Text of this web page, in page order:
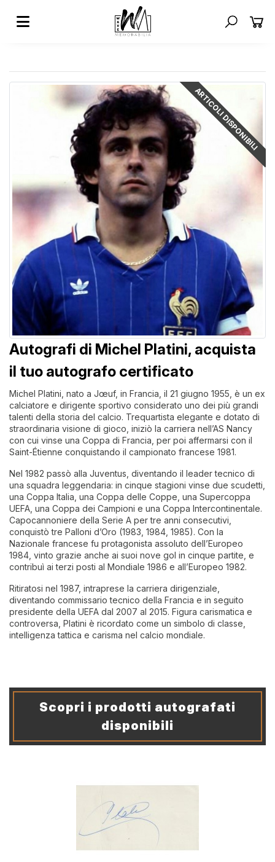
ARTICOLI DISPONIBILI
Autografi di Michel Platini, acquista
il tuo autografo certificato
Michel Platini, nato a Jœuf, in Francia, il 21 giugno 1955, è un ex
calciatore e dirigente sportivo considerato uno dei più grandi
talenti della storia del calcio. Trequartista elegante e dotato di
straordinaria visione di gioco, iniziò la carriera nell’AS Nancy
con cui vinse una Coppa di Francia, per poi affermarsi con il
Saint-Étienne conquistando il campionato francese 1981.
Nel 1982 passò alla Juventus, diventando il leader tecnico di
una squadra leggendaria: in cinque stagioni vinse due scudetti,
una Coppa Italia, una Coppa delle Coppe, una Supercoppa
UEFA, una Coppa dei Campioni e una Coppa Intercontinentale.
Capocannoniere della Serie A per tre anni consecutivi,
conquistò tre Palloni d’Oro (1983, 1984, 1985). Con la
Nazionale francese fu protagonista assoluto dell’Europeo
1984, vinto grazie anche ai suoi nove gol in cinque partite, e
contribuì ai terzi posti al Mondiale 1986 e all’Europeo 1982.
Ritiratosi nel 1987, intraprese la carriera dirigenziale,
diventando commissario tecnico della Francia e in seguito
presidente della UEFA dal 2007 al 2015. Figura carismatica e
controversa, Platini è ricordato come un simbolo di classe,
intelligenza tattica e carisma nel calcio mondiale.
Scopri i prodotti autografati
disponibili